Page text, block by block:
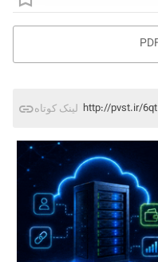
لینک کوتاه http://pvst.ir/6qt